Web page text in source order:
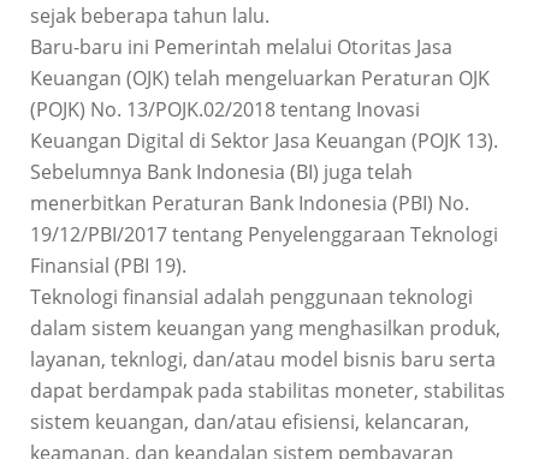
sejak beberapa tahun lalu.
Baru-baru ini Pemerintah melalui Otoritas Jasa
Keuangan (OJK) telah mengeluarkan Peraturan OJK
(POJK) No. 13/POJK.02/2018 tentang Inovasi
Keuangan Digital di Sektor Jasa Keuangan (POJK 13).
Sebelumnya Bank Indonesia (BI) juga telah
menerbitkan Peraturan Bank Indonesia (PBI) No.
19/12/PBI/2017 tentang Penyelenggaraan Teknologi
Finansial (PBI 19).
Teknologi finansial adalah penggunaan teknologi
dalam sistem keuangan yang menghasilkan produk,
layanan, teknlogi, dan/atau model bisnis baru serta
dapat berdampak pada stabilitas moneter, stabilitas
sistem keuangan, dan/atau efisiensi, kelancaran,
keamanan, dan keandalan sistem pembayaran